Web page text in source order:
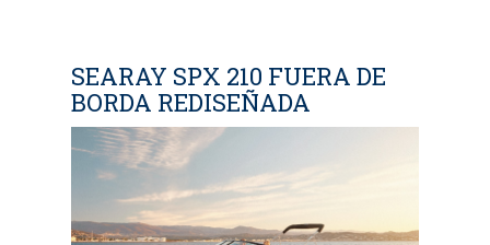
SEARAY SPX 210 FUERA DE
BORDA REDISEÑADA